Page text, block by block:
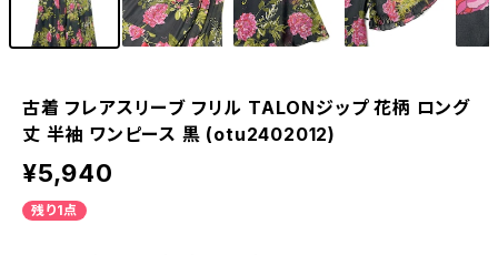
古着 フレアスリーブ フリル TALONジップ 花柄 ロング
丈 半袖 ワンピース 黒 (otu2402012)
¥5,940
残り1点